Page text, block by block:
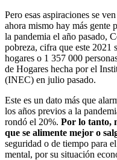
Pero esas aspiraciones se
ahora mismo hay más gente
la pandemia el año pasado,
pobreza, cifra que este 2021
hogares o 1 357 000
de Hogares hecha por el
(INEC) en julio pasado.
Este es un dato más que
los años previos a la
rondó el 20%. Por lo tanto,
que se alimente mejor o
seguridad o de tiempo para
mental, por su situación